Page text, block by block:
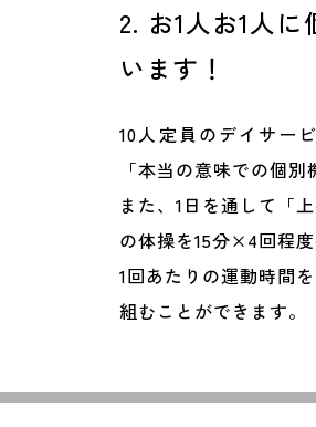
2. お1人お1人
います！
10人定員のデイサー
「本当の意味での個
また、1日を通して「
の体操を15分×4回程度
1回あたりの運動時間
組むことができます。